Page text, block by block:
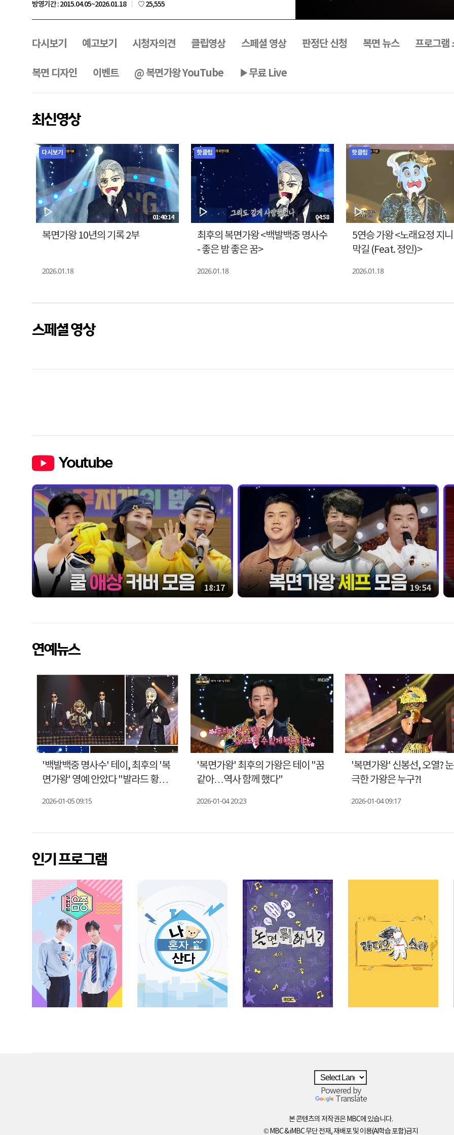
방영기간 : 2015.04.05~2026.01.18
좋
요
♡ 25,555
다시보기 예고보기 시청자의견 클립영상 스페셜 영상 판정단 신청 복면 뉴스 프로그램
복면 디자인 이벤트 @ 복면가왕 YouTube ▶무료 Live
최신영상
다시보기
01:40:14
복면가왕 10년의 기록 2부
2026.01.18
핫클립
04:58
최후의 복면가왕 <백발백중 명사수
- 좋은 밤 좋은 꿈>
2026.01.18
핫클립
5연승 가왕 <노래요정 지
막길 (Feat. 정인)>
2026.01.18
스페셜 영상
Youtube
18:17 19:54
연예뉴스
'백발백중 명사수' 테이, 최후의 '복
면가왕' 영예 안았다 "발라드 황태
2026-01-05 09:15
'복면가왕' 최후의 가왕은 테이 "꿈
같아…역사 함께 했다"
2026-01-04 20:23
'복면가왕' 신봉선, 오열?
극한 가왕은 누구?!
2026-01-04 09:17
인기 프로그램
Powered by
Translate
본 콘텐츠의 저작권은 MBC에 있습니다.
© MBC & iMBC 무단 전재, 재배포 및 이용(AI학습 포함)금지